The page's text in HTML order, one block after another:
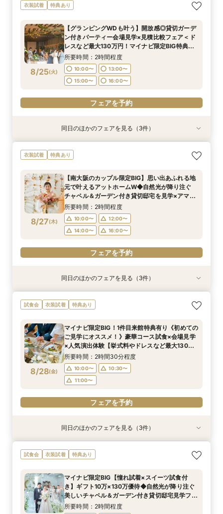
8/24(月)
【挙式＆会食*10名59万～】家族だけのシンプル
WD！少人数W相談フェア
10:00〜
11:00〜
14:30〜
16:00〜
フェアを予約
8/24(月)
【初めての見学におすすめ】即決なし◎自然光溢
れるチャペル＆会場見学×見積もり相談
10:00〜
13:00〜
15:00〜
16:00〜
フェアを予約
衣装試着 特典あり
8/25(火)
【グランピングWDも叶う】開放感◎貸切ガーデ
ン付きパーティー会場見学×見積比較フェア＜ド
レスなど最大130万円！マイナビ限定BIG特典付
き＞
所要時間：2時間程度
10:00〜
13:00〜
15:00〜
16:00〜
フェアを予約
特典あり
8/25(火)
【初めての方も2軒目の方も◎】60分でご案内！
クイックフェア
10:00〜
13:00〜
15:00〜
16:00〜
フェアを予約
特典あり
8/25(火)
【挙式＆会食*10名59万～】家族だけのシンプル
WD！少人数W相談フェア
10:00〜
11:00〜
14:30〜
16:00〜
フェアを予約
特典あり
8/25(火)
【初めての見学におすすめ】即決なし◎自然光溢
れるチャペル＆会場見学×見積もり相談
10:00〜
13:00〜
15:00〜
16:00〜
フェアを予約
同日のほかのフェアを見る（3件）
衣装試着 特典あり
8/27(木)
【南大阪のカップル限定BIG】思い出あふれる地
元で叶えるアットホームW◆自然光が降り注ぐ
チャペル＆ガーデン付き貸切邸宅を見学×アマギ
フ10万×130万優待付きフェア
所要時間：2時間程度
10:00〜
12:00〜
14:00〜
16:00〜
フェアを予約
特典あり
8/27(木)
【初めての方も2軒目の方も◎】60分でご案内！
クイックフェア
10:00〜
13:00〜
15:00〜
16:00〜
フェアを予約
特典あり
8/27(木)
【挙式＆会食*10名59万～】家族だけのシンプル
WD！少人数W相談フェア
10:00〜
11:00〜
14:30〜
16:00〜
フェアを予約
特典あり
8/27(木)
【初めての見学におすすめ】即決なし◎自然光溢
れるチャペル＆会場見学×見積もり相談
10:00〜
13:00〜
15:00〜
16:00〜
フェアを予約
同日のほかのフェアを見る（3件）
試食会 衣装試着 特典あり
8/28(金)
マイナビ限定BIG！1件目来館特典有り《初めての
ご見学にオススメ！》豪華コース試食×会場見学
×人気演出体験【挙式料やドレスなど最大130万
円特典】
所要時間：2時間30分程度
10:00〜
10:30〜
11:00〜
フェアを予約
特典あり
8/28(金)
【初めての方も2軒目の方も◎】60分でご案内！
クイックフェア
10:00〜
13:00〜
15:00〜
16:00〜
特典あり
8/28(金)
【挙式＆会食*10名59万～】家族だけのシンプル
WD！少人数W相談フェア
10:00〜
11:00〜
14:30〜
16:00〜
特典あり
8/28(金)
【初めての見学におすすめ】即決なし◎自然光溢
れるチャペル＆会場見学×見積もり相談
10:00〜
13:00〜
15:00〜
16:00〜
同日のほかのフェアを見る（3件）
試食会 衣装試着 特典あり
マイナビ限定BIG【憧れ試着×スイーツ試食付
き】ギフト10万×130万優待◆自然光が降り注ぐ
美しいチャペル＆ガーデン付き貸切邸宅見学フェ
ア
所要時間：2時間程度